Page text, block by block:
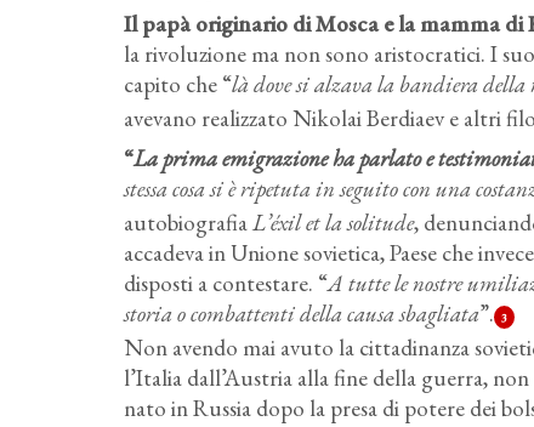
Il papà originario di Mosca e la mamma
la rivoluzione ma non sono aristocratici. I
capito che “là dove si alzava la bandiera
avevano realizzato Nikolai Berdiaev e altri
“La prima emigrazione ha parlato e
stessa cosa si è ripetuta in seguito con una
autobiografiaL’éxil et la solitude,
accadeva in Unione sovietica, Paese che
disposti a contestare. “A tutte le nostre
storia o combattenti della causa sbagliata”. 3
Non avendo mai avuto la cittadinanza
l’Italia dall’Austria alla fine della guerra,
nato in Russia dopo la presa di potere dei